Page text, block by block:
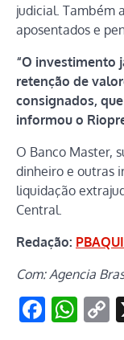
judicial. Também
aposentados e
“O investimento
retenção de
consignados,
informou o
O Banco Master,
dinheiro e outras
liquidação
Central.
Redação: PBAQUI
Com: Agencia